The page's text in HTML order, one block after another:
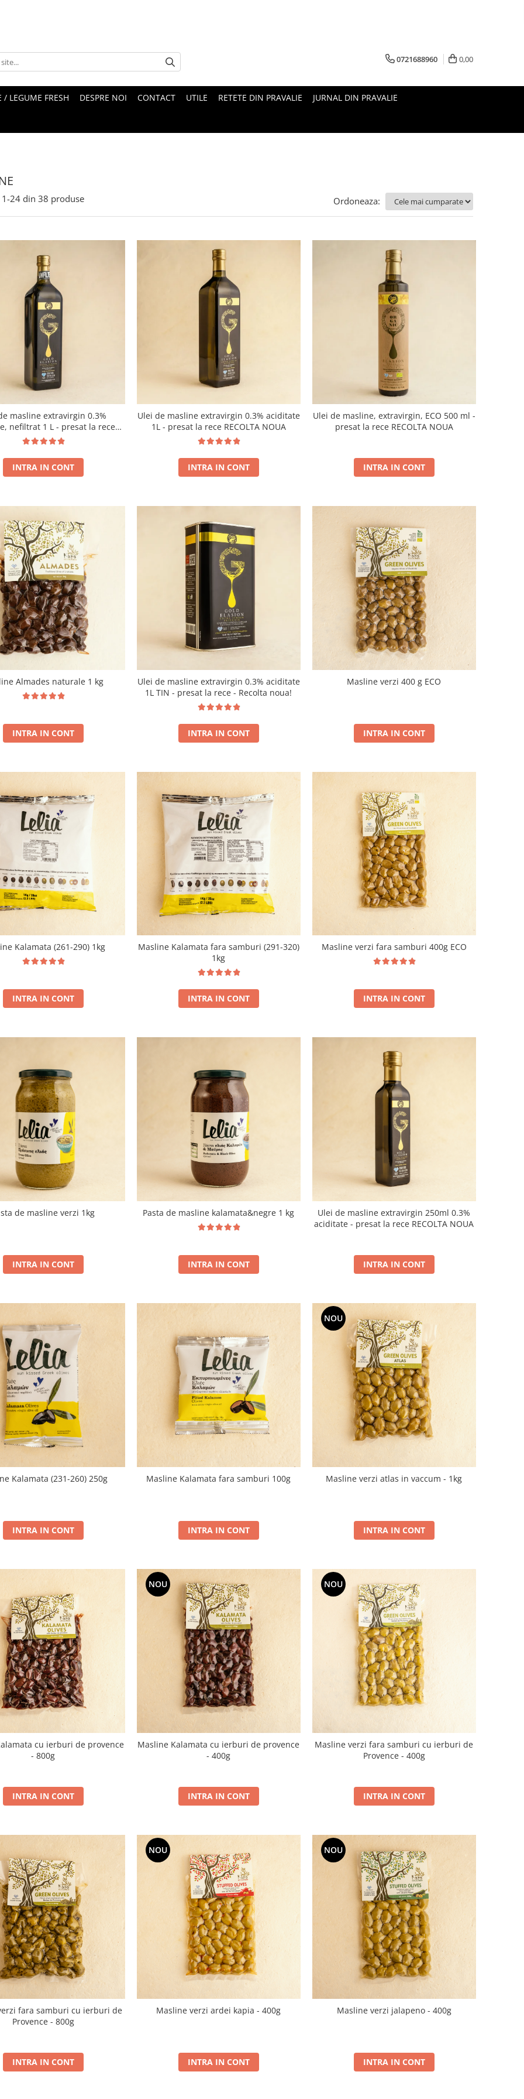
0721688960 0,00
/ LEGUME FRESH DESPRE NOI CONTACT UTILE RETETE DIN PRAVALIE JURNAL DIN PRAVALIE
1-24 din 38 produse Ordoneaza:
masline extravirgin 0.3%
nefiltrat 1 L - presat la rece
RECOLTA NOUA
INTRA IN CONT
Ulei de masline extravirgin 0.3% aciditate
1L - presat la rece RECOLTA NOUA
INTRA IN CONT
Ulei de masline, extravirgin, ECO 500 ml -
presat la rece RECOLTA NOUA
INTRA IN CONT
Almades naturale 1 kg
INTRA IN CONT
Ulei de masline extravirgin 0.3% aciditate
1L TIN - presat la rece - Recolta noua!
INTRA IN CONT
Masline verzi 400 g ECO
INTRA IN CONT
Kalamata (261-290) 1kg
INTRA IN CONT
Masline Kalamata fara samburi (291-320)
1kg
INTRA IN CONT
Masline verzi fara samburi 400g ECO
INTRA IN CONT
de masline verzi 1kg
INTRA IN CONT
Pasta de masline kalamata&negre 1 kg
INTRA IN CONT
Ulei de masline extravirgin 250ml 0.3%
aciditate - presat la rece RECOLTA NOUA
INTRA IN CONT
Kalamata (231-260) 250g
INTRA IN CONT
Masline Kalamata fara samburi 100g
INTRA IN CONT
NOU
Masline verzi atlas in vaccum - 1kg
INTRA IN CONT
cu ierburi de provence
- 800g
INTRA IN CONT
NOU
Masline Kalamata cu ierburi de provence
- 400g
INTRA IN CONT
NOU
Masline verzi fara samburi cu ierburi de
Provence - 400g
INTRA IN CONT
fara samburi cu ierburi de
Provence - 800g
INTRA IN CONT
NOU
Masline verzi ardei kapia - 400g
INTRA IN CONT
NOU
Masline verzi jalapeno - 400g
INTRA IN CONT